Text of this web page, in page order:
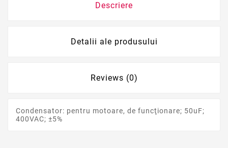
Descriere
Detalii ale produsului
Reviews (0)
Condensator: pentru motoare, de funcţionare; 50uF;
400VAC; ±5%